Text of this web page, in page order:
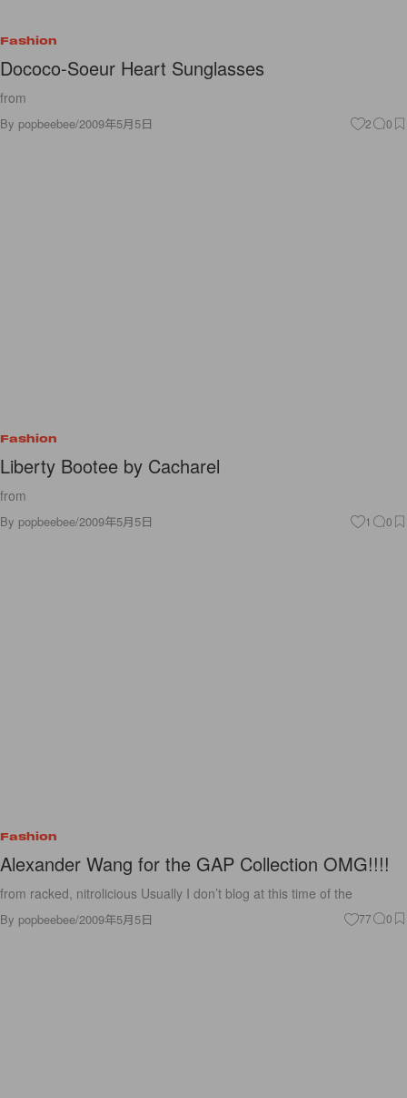
Fashion
Dococo-Soeur Heart Sunglasses
from
By popbeebee/2009年5月5日 2 0
Fashion
Liberty Bootee by Cacharel
from
By popbeebee/2009年5月5日 1 0
Fashion
Alexander Wang for the GAP Collection OMG!!!!
from racked, nitrolicious Usually I don’t blog at this time of the
By popbeebee/2009年5月5日 77 0